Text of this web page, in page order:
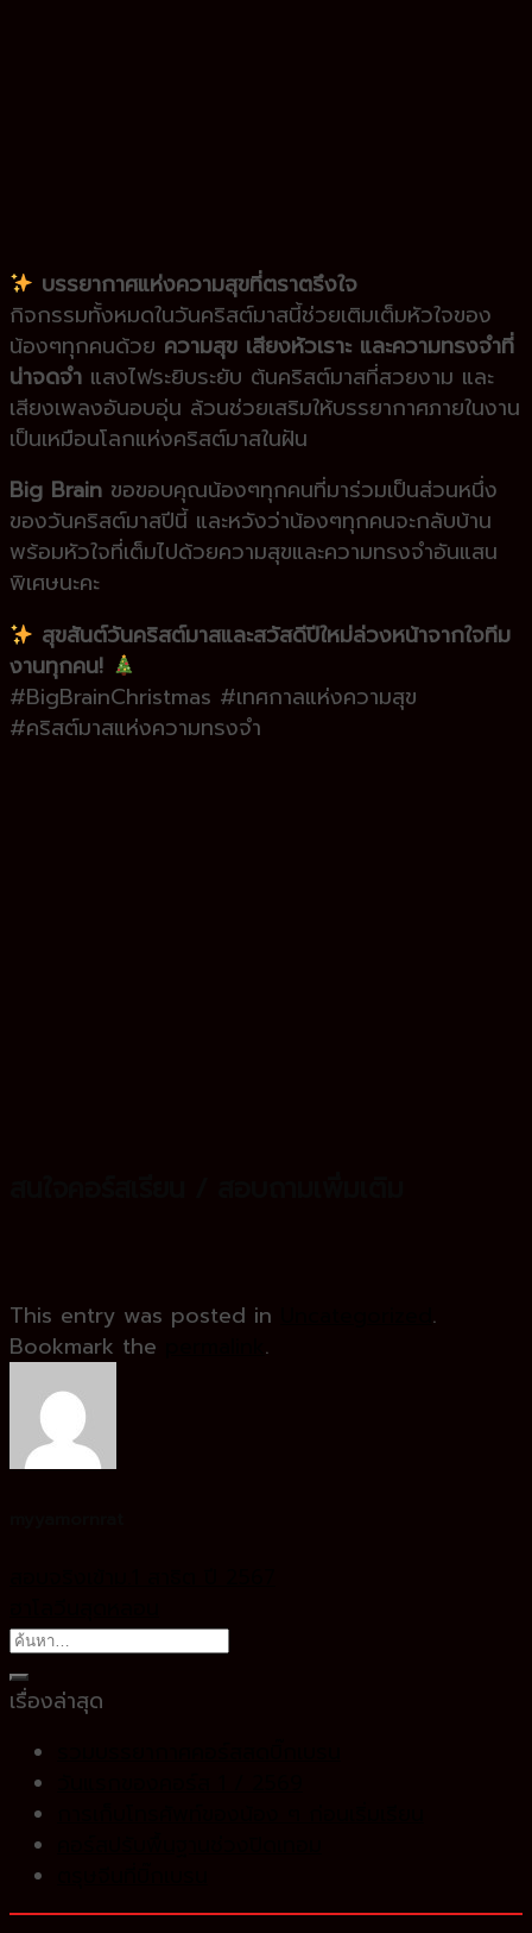
บรรยากาศแห่งความสุขที่ตราตรึงใจ
กิจกรรมทั้งหมดในวันคริสต์มาสนี้ช่วยเติมเต็มหัวใจของ
น้องๆทุกคนด้วย ความสุข เสียงหัวเราะ และความทรงจำที่
น่าจดจำ แสงไฟระยิบระยับ ต้นคริสต์มาสที่สวยงาม และ
เสียงเพลงอันอบอุ่น ล้วนช่วยเสริมให้บรรยากาศภายในงาน
เป็นเหมือนโลกแห่งคริสต์มาสในฝัน
Big Brain ขอขอบคุณน้องๆทุกคนที่มาร่วมเป็นส่วนหนึ่ง
ของวันคริสต์มาสปีนี้ และหวังว่าน้องๆทุกคนจะกลับบ้าน
พร้อมหัวใจที่เต็มไปด้วยความสุขและความทรงจำอันแสน
พิเศษนะคะ
สุขสันต์วันคริสต์มาสและสวัสดีปีใหม่ล่วงหน้าจากใจทีม
งานทุกคน!
#BigBrainChristmas #เทศกาลแห่งความสุข
#คริสต์มาสแห่งความทรงจำ
This entry was posted in
.
Bookmark the
.
เรื่องล่าสุด